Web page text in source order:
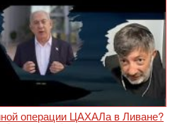
операции ЦАХАЛа в Ливане?